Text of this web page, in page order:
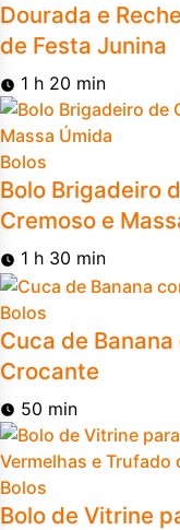
Dourada e
de Festa Junina
1 h 20 min
Bolos
Bolo Brigadeiro
Cremoso e
1 h 30 min
Bolos
Cuca de
Crocante
50 min
Bolos
Bolo de Vitrine